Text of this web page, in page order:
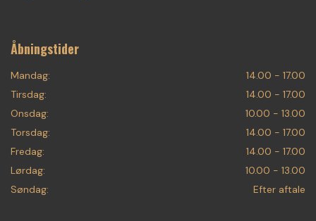
Åbningstider
Mandag:
14.00 - 17.00
Tirsdag:
14.00 - 17.00
Onsdag:
10.00 - 13.00
Torsdag:
14.00 - 17.00
Fredag:
14.00 - 17.00
Lørdag:
10.00 - 13.00
Søndag:
Efter aftale